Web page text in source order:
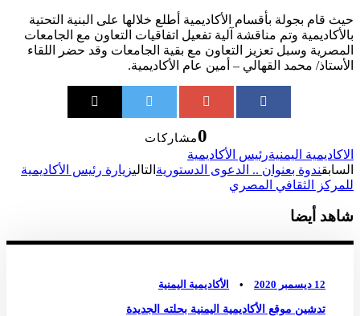
حيث قام بجولة بأقسام الأكاديمية أطلع خلالها على البنية التحتية
بالأكاديمية وتم مناقشة آلية تفعيل اتفاقيات التعاون مع الجامعات
المصرية وسبل تعزيز التعاون مع بقية الجامعات وقد حضر اللقاء
الأستاذ/ محمد القهالي – أمين عام الأكاديمية.
0مشاركات
الاكاديمية اليمنيةرئيس الأكاديمية
السابقندوة بعنوان .. الدعوى الدستورية التاليزيارة رئيس الأكاديمية
للمركز الثقافي المصري
شاهد أيضا
أخبار الأكاديمية
12 ديسمبر 2020 • الأكاديمية اليمنية
تدشين موقع الأكاديمية اليمنية بحلته الجديدة